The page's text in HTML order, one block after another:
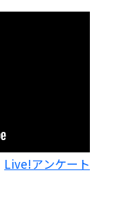
Live!アンケート